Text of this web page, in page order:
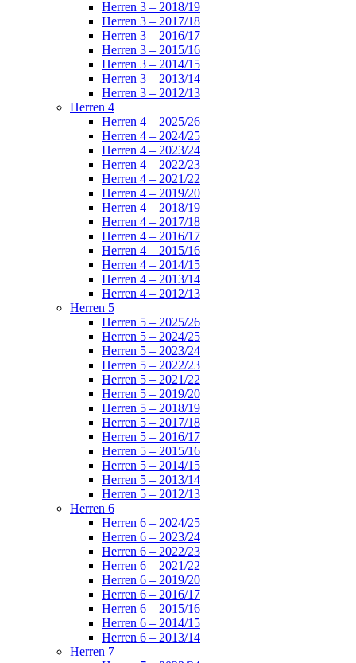
Herren 3 – 2018/19
Herren 3 – 2017/18
Herren 3 – 2016/17
Herren 3 – 2015/16
Herren 3 – 2014/15
Herren 3 – 2013/14
Herren 3 – 2012/13
Herren 4
Herren 4 – 2025/26
Herren 4 – 2024/25
Herren 4 – 2023/24
Herren 4 – 2022/23
Herren 4 – 2021/22
Herren 4 – 2019/20
Herren 4 – 2018/19
Herren 4 – 2017/18
Herren 4 – 2016/17
Herren 4 – 2015/16
Herren 4 – 2014/15
Herren 4 – 2013/14
Herren 4 – 2012/13
Herren 5
Herren 5 – 2025/26
Herren 5 – 2024/25
Herren 5 – 2023/24
Herren 5 – 2022/23
Herren 5 – 2021/22
Herren 5 – 2019/20
Herren 5 – 2018/19
Herren 5 – 2017/18
Herren 5 – 2016/17
Herren 5 – 2015/16
Herren 5 – 2014/15
Herren 5 – 2013/14
Herren 5 – 2012/13
Herren 6
Herren 6 – 2024/25
Herren 6 – 2023/24
Herren 6 – 2022/23
Herren 6 – 2021/22
Herren 6 – 2019/20
Herren 6 – 2016/17
Herren 6 – 2015/16
Herren 6 – 2014/15
Herren 6 – 2013/14
Herren 7